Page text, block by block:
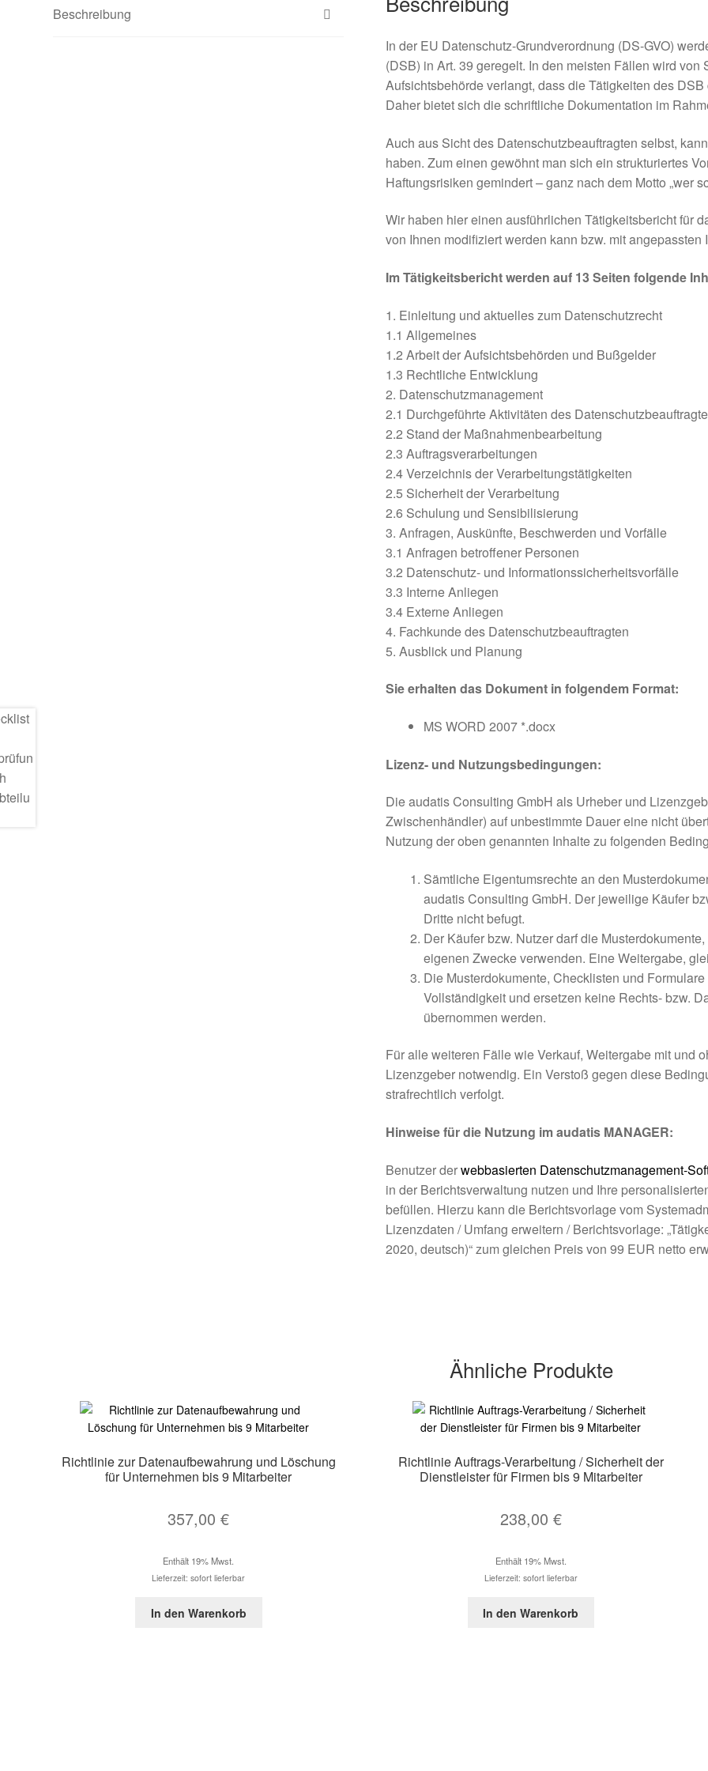
Beschreibung
In der EU Datenschutz-Grundverordnung (DS-GVO)
(DSB) in Art. 39 geregelt. In den meisten Fällen wird
Aufsichtsbehörde verlangt, dass die Tätigkeiten des
Daher bietet sich die schriftliche Dokumentation im
Auch aus Sicht des Datenschutzbeauftragten selbst,
haben. Zum einen gewöhnt man sich ein strukturiertes
Haftungsrisiken gemindert – ganz nach dem Motto „wer
Wir haben hier einen ausführlichen Tätigkeitsbericht für
von Ihnen modifiziert werden kann bzw. mit
Im Tätigkeitsbericht werden auf 13 Seiten folgende
1. Einleitung und aktuelles zum Datenschutzrecht
1.1 Allgemeines
1.2 Arbeit der Aufsichtsbehörden und Bußgelder
1.3 Rechtliche Entwicklung
2. Datenschutzmanagement
2.1 Durchgeführte Aktivitäten des
2.2 Stand der Maßnahmenbearbeitung
2.3 Auftragsverarbeitungen
2.4 Verzeichnis der Verarbeitungstätigkeiten
2.5 Sicherheit der Verarbeitung
2.6 Schulung und Sensibilisierung
3. Anfragen, Auskünfte, Beschwerden und Vorfälle
3.1 Anfragen betroffener Personen
3.2 Datenschutz- und Informationssicherheitsvorfälle
3.3 Interne Anliegen
3.4 Externe Anliegen
4. Fachkunde des Datenschutzbeauftragten
5. Ausblick und Planung
Sie erhalten das Dokument in folgendem Format:
MS WORD 2007 *.docx
Lizenz- und Nutzungsbedingungen:
Die audatis Consulting GmbH als Urheber und
Zwischenhändler) auf unbestimmte Dauer eine nicht
Nutzung der oben genannten Inhalte zu folgenden
Sämtliche Eigentumsrechte an den
audatis Consulting GmbH. Der jeweilige Käufer
Dritte nicht befugt.
Der Käufer bzw. Nutzer darf die
eigenen Zwecke verwenden. Eine Weitergabe,
Die Musterdokumente, Checklisten und
Vollständigkeit und ersetzen keine Rechts- bzw.
übernommen werden.
Für alle weiteren Fälle wie Verkauf, Weitergabe mit und
Lizenzgeber notwendig. Ein Verstoß gegen diese
strafrechtlich verfolgt.
Hinweise für die Nutzung im audatis MANAGER:
Benutzer derwebbasierten Datenschutzmanagement-
in der Berichtsverwaltung nutzen und Ihre
befüllen. Hierzu kann die Berichtsvorlage vom
Lizenzdaten / Umfang erweitern / Berichtsvorlage:
2020, deutsch)“ zum gleichen Preis von 99 EUR netto
Ähnliche Produkte
Richtlinie zur Datenaufbewahrung und Löschung
für Unternehmen bis 9 Mitarbeiter
357,00€
Enthält 19% Mwst.
Lieferzeit: sofort lieferbar
In den Warenkorb
Richtlinie Auftrags-Verarbeitung / Sicherheit der
Dienstleister für Firmen bis 9 Mitarbeiter
238,00 €
Enthält 19% Mwst.
Lieferzeit: sofort lieferbar
In den Warenkorb